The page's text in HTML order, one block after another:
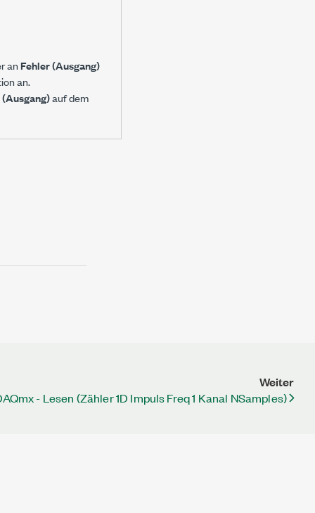
anFehler (Ausgang)
an.
auf dem
Weiter
- Lesen (Zähler 1D Impuls Freq 1 Kanal NSamples)